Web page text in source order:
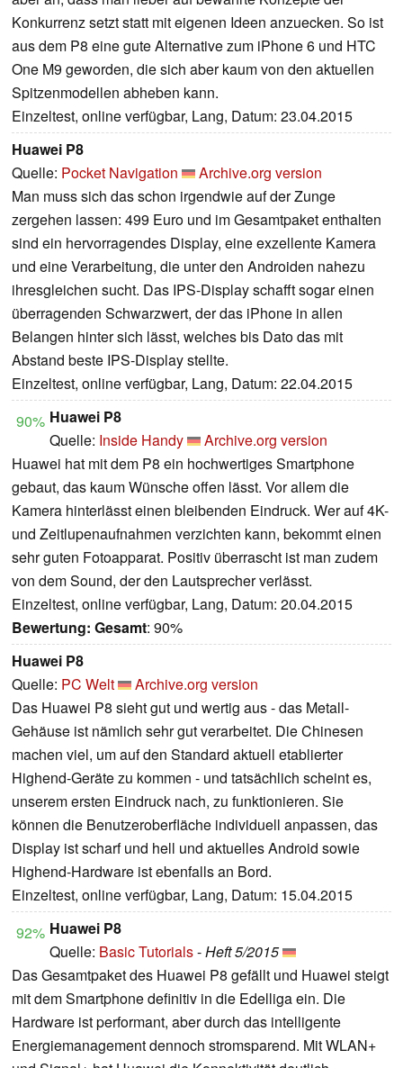
Konkurrenz setzt statt mit eigenen Ideen anzuecken. So ist
aus dem P8 eine gute Alternative zum iPhone 6 und HTC
One M9 geworden, die sich aber kaum von den aktuellen
Spitzenmodellen abheben kann.
Einzeltest, online verfügbar, Lang, Datum: 23.04.2015
Huawei P8
Quelle: Pocket Navigation
Archive.org version
Man muss sich das schon irgendwie auf der Zunge
zergehen lassen: 499 Euro und im Gesamtpaket enthalten
sind ein hervorragendes Display, eine exzellente Kamera
und eine Verarbeitung, die unter den Androiden nahezu
ihresgleichen sucht. Das IPS-Display schafft sogar einen
überragenden Schwarzwert, der das iPhone in allen
Belangen hinter sich lässt, welches bis Dato das mit
Abstand beste IPS-Display stellte.
Einzeltest, online verfügbar, Lang, Datum: 22.04.2015
90% Huawei P8
Quelle: Inside Handy
Archive.org version
Huawei hat mit dem P8 ein hochwertiges Smartphone
gebaut, das kaum Wünsche offen lässt. Vor allem die
Kamera hinterlässt einen bleibenden Eindruck. Wer auf 4K-
und Zeitlupenaufnahmen verzichten kann, bekommt einen
sehr guten Fotoapparat. Positiv überrascht ist man zudem
von dem Sound, der den Lautsprecher verlässt.
Einzeltest, online verfügbar, Lang, Datum: 20.04.2015
Bewertung: Gesamt: 90%
Huawei P8
Quelle: PC Welt
Archive.org version
Das Huawei P8 sieht gut und wertig aus - das Metall-
Gehäuse ist nämlich sehr gut verarbeitet. Die Chinesen
machen viel, um auf den Standard aktuell etablierter
Highend-Geräte zu kommen - und tatsächlich scheint es,
unserem ersten Eindruck nach, zu funktionieren. Sie
können die Benutzeroberfläche individuell anpassen, das
Display ist scharf und hell und aktuelles Android sowie
Highend-Hardware ist ebenfalls an Bord.
Einzeltest, online verfügbar, Lang, Datum: 15.04.2015
92% Huawei P8
Quelle: Basic Tutorials-Heft 5/2015
Das Gesamtpaket des Huawei P8 gefällt und Huawei steigt
mit dem Smartphone definitiv in die Edelliga ein. Die
Hardware ist performant, aber durch das intelligente
Energiemanagement dennoch stromsparend. Mit WLAN+